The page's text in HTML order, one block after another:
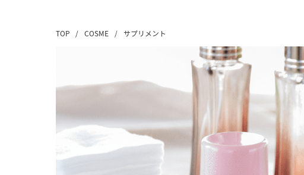
TOP / COSME / サプリメント